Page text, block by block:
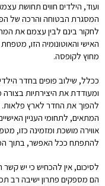
ועוד, הילדים חווים תחושת
המסגרת הבטוחה והרכה של
לחקור בינם לבין עצמם את
האישי והאוטונומיה הזו,
מחוץ לקופסה.
ככלל, שילוב פופים בחדר
ומעודדת את היצירתיות בצורה
להפוך את החדר לארץ פלאות.
המתאים, לתחומי העניין
אווירה מושכת ומזמינה כזו,
להתפתח ככל האפשר, בתוך
לסיכום, אין להכחיש כי יש קשר
הם מספקים פתרון ישיבה רב